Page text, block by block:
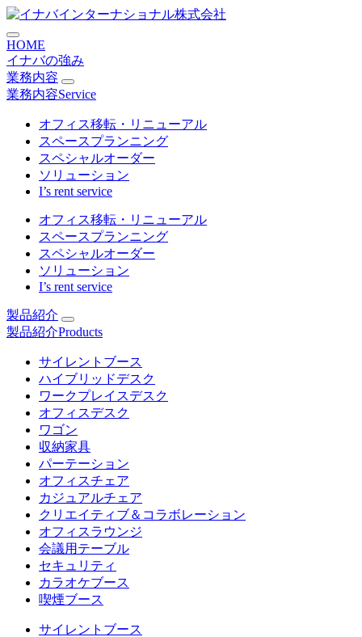
オフィスラウンジソファRS-
コ
ン
テ
ン
ツ
に
HOME
イナバの強み
業務内容
業務内容Service
オフィス移転・リニューアル
スペースプランニング
スペシャルオーダー
ソリューション
I’s rent service
オフィス移転・リニューアル
スペースプランニング
スペシャルオーダー
ソリューション
I’s rent service
製品紹介
製品紹介Products
サイレントブース
ハイブリッドデスク
ワークプレイスデスク
オフィスデスク
ワゴン
収納家具
パーテーション
オフィスチェア
カジュアルチェア
クリエイティブ＆コラボレーション
オフィスラウンジ
会議用テーブル
セキュリティ
カラオケブース
喫煙ブース
サイレントブース